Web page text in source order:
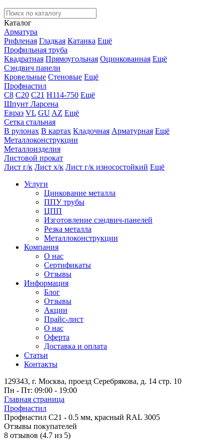
Каталог
Арматура
Рифленая Гладкая Катанка Ещё
Профильная труба
Квадратная Прямоугольная Оцинкованная Ещё
Сэндвич панели
Кровельные Стеновые Ещё
Профнастил
С8 С20 С21 Н114-750 Ещё
Шпунт Ларсена
Евраз VL GU AZ Ещё
Сетка стальная
В рулонах В картах Кладочная Арматурная Ещё
Металлоконструкции
Металлоизделия
Листовой прокат
Лист г/к Лист х/к Лист г/к износостойкий Ещё
Услуги
Цинкование металла
ППУ трубы
ЦПП
Изготовление сэндвич-панелей
Резка металла
Металлоконструкции
Компания
О нас
Сертификаты
Отзывы
Информация
Блог
Отзывы
Акции
Прайс-лист
О нас
Оферта
Доставка и оплата
Статьи
Контакты
129343, г. Москва, проезд Серебрякова, д. 14 стр. 10
Пн - Пт: 09:00 - 19:00
Главная страница
Профнастил
Профнастил С21 - 0.5 мм, красный RAL 3005
Отзывы покупателей
8 отзывов (4.7 из 5)